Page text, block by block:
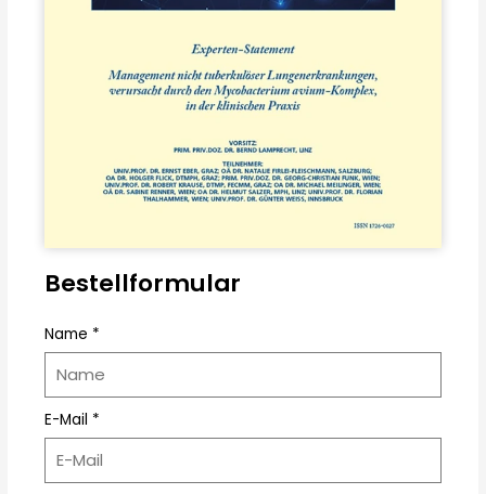
Bestellformular
Name *
E-Mail *